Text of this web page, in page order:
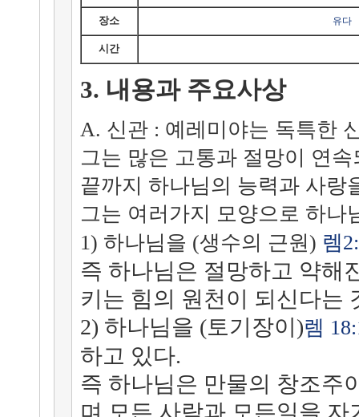
장소 유다
시간
3. 내용과 주요사상
A. 신관 : 예레미야는 독특한
그는 많은 고통과 절망이 연
끝까지 하나님의 능력과 사랑
그는 여러가지 모양으로 하나
1) 하나님을 (생수의 근원) 렘
즉 하나님은 절망하고 약해
키는 힘의 원천이 되신다는
2) 하나님을 (토기장이)렘
하고 있다.
즉 하나님은 만물의 창조주
며 모든 사람과 모든일을